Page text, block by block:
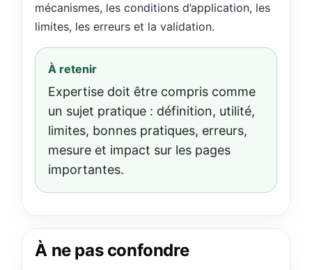
mécanismes, les conditions d’application, les
limites, les erreurs et la validation.
À retenir
Expertise doit être compris comme
un sujet pratique : définition, utilité,
limites, bonnes pratiques, erreurs,
mesure et impact sur les pages
importantes.
À ne pas confondre